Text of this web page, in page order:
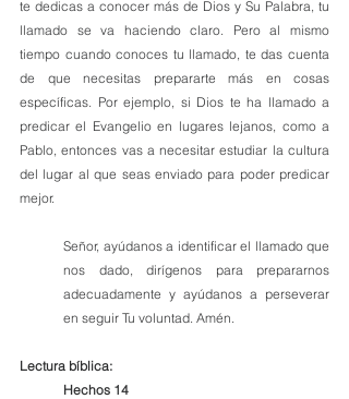
te dedicas a conocer más de Dios y Su Palabra, tu
llamado se va haciendo claro. Pero al mismo
tiempo cuando conoces tu llamado, te das cuenta
de que necesitas prepararte más en cosas
específicas. Por ejemplo, si Dios te ha llamado a
predicar el Evangelio en lugares lejanos, como a
Pablo, entonces vas a necesitar estudiar la cultura
del lugar al que seas enviado para poder predicar
mejor.
Señor, ayúdanos a identificar el llamado que
nos dado, dirígenos para prepararnos
adecuadamente y ayúdanos a perseverar
en seguir Tu voluntad. Amén.
Lectura bíblica:
Hechos 14